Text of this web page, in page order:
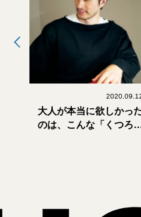
大人が本当に欲しかっ
のは、こんな「くつろ